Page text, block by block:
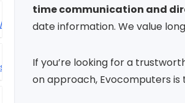
time communication and
date information. We value
If you’re looking for a
on approach, Evocomputers is